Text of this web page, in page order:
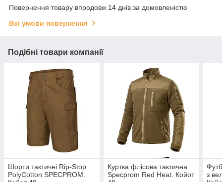
Повернення товару впродовж 14 днів за домовленістю
Всі умови повернення
Подібні товари компанії
Шорти тактичні Rip-Stop
PolyCotton SPECPROM.
Куртка флісова тактична
Specprom Red Heat. Койот
з